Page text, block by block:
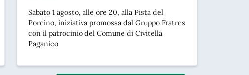
Sabato 1 agosto, alle ore 20, alla Pista del
Porcino, iniziativa promossa dal Gruppo Fratres
con il patrocinio del Comune di Civitella
Paganico